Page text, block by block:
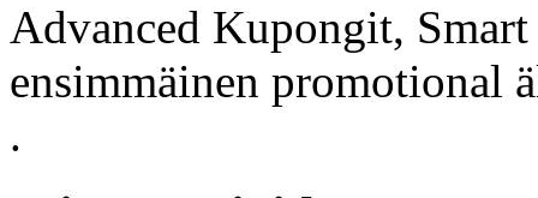
Advanced Kupongit,
ensimmäinen promotional
.